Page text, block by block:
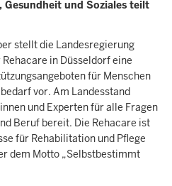
und Soziales teilt
stellt die Landesregierung
in Düsseldorf eine
für Menschen
vor. Am Landesstand
und Experten für alle Fragen
Beruf bereit. Die Rehacare ist
für Rehabilitation und Pflege
dem Motto „Selbstbestimmt